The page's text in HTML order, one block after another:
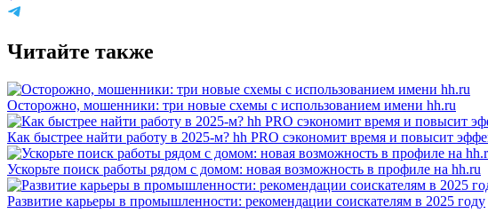
Читайте также
Осторожно, мошенники: три новые схемы с использованием имени hh.ru
Как быстрее найти работу в 2025-м? hh PRO сэкономит время и повысит
Ускорьте поиск работы рядом с домом: новая возможность в профиле на hh.ru
Развитие карьеры в промышленности: рекомендации соискателям в 2025 году